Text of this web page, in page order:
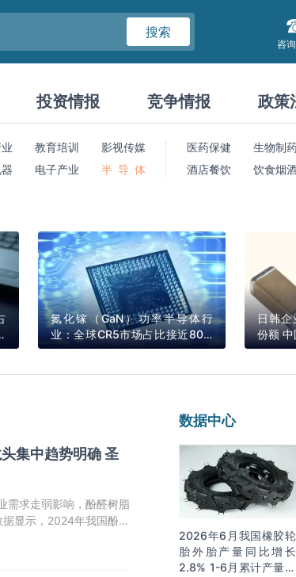
搜索
咨
投资情报 竞争情报 政策
教育培训
影视传媒
电子产业 半 导 体
医药保健 生物制
酒店餐饮
饮食烟
氮化镓（GaN）功率半导体行
业：全球CR5市场占比接近80%
其中英诺赛科份额占比最高
日韩企
份额
集中趋势明确 圣
需求走弱影响，酚醛树脂
显示，2024年我国酚醛
过，虽然酚醛树脂目前
数据中心
2026年6月我国橡胶轮
胎外胎产量同比增长
2.8% 1-6月累计产量同